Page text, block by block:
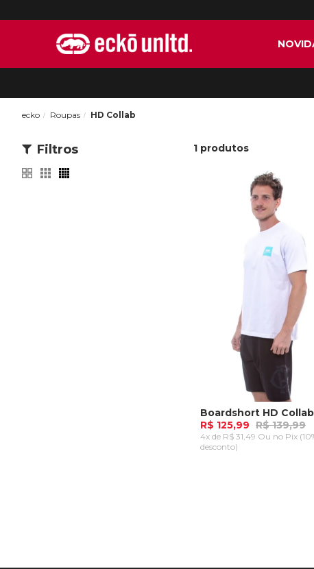
ecko Roupas HD Collab
Filtros 1 produtos
R$ 125,99 R$ 139,99
4x de R$ 31,49 Ou no Pix
desconto)